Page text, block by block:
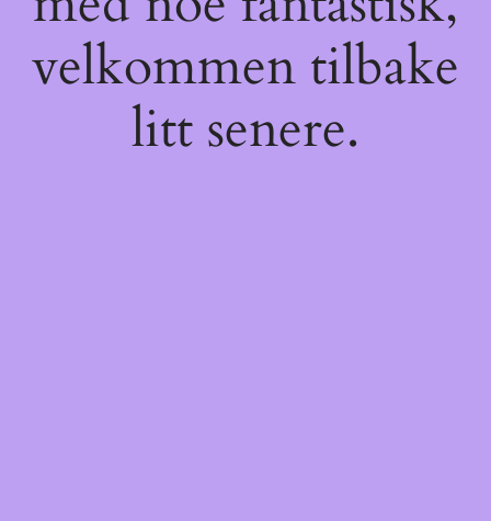
velkommen tilbake
litt senere.